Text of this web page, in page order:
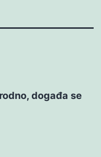
događa se